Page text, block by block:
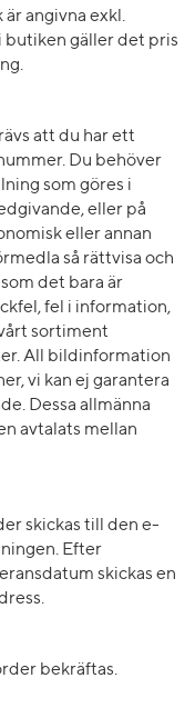
angivna exkl.
butiken gäller det pris
att du har ett
Du behöver
som göres i
eller på
eller annan
så rättvisa och
det bara är
fel i information,
sortiment
All bildinformation
vi kan ej garantera
Dessa allmänna
avtalats mellan
skickas till den e-
Efter
skickas en
bekräftas.